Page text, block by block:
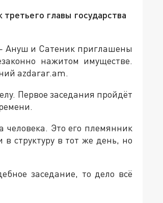
главы государства
Ануш и Сатеник приглашены
нажитом имуществе.
azdarar.am.
Первое заседания пройдёт
человека. Это его племянник
структуру в тот же день, но
заседание, то дело всё